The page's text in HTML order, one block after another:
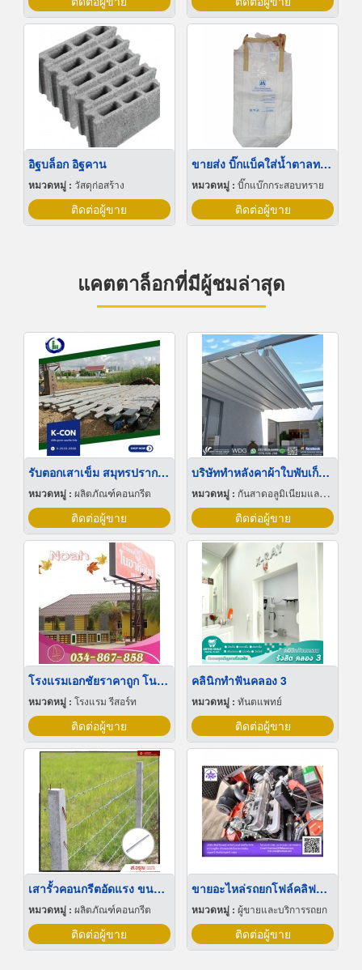
อิฐบล็อก อิฐคาน
หมวดหมู่ : วัสดุก่อสร้าง
ติดต่อผู้ขาย
ขายส่ง บิ๊กแบ็คใส่น้ำตาลทราย สมุทรปราการ
หมวดหมู่ : บิ๊กแบ๊กกระสอบทราย
ติดต่อผู้ขาย
แคตตาล็อกที่มีผู้ชมล่าสุด
รับตอกเสาเข็ม สมุทรปราการ ราคาถูก
หมวดหมู่ : ผลิตภัณฑ์คอนกรีต
ติดต่อผู้ขาย
บริษัททำหลังคาผ้าใบพับเก็บได้ ภูเก็ต
หมวดหมู่ : กันสาดอลูมิเนียมและผ้าใบ
ติดต่อผู้ขาย
โรงแรมเอกชัยราคาถูก โนอาห์อินน์เอกชัย
หมวดหมู่ : โรงแรม รีสอร์ท
ติดต่อผู้ขาย
คลินิกทำฟันคลอง 3
หมวดหมู่ : ทันตแพทย์
ติดต่อผู้ขาย
เสารั้วคอนกรีตอัดแรง ขนาด 2 เมตร
หมวดหมู่ : ผลิตภัณฑ์คอนกรีต
ติดต่อผู้ขาย
ขายอะไหล่รถยกโฟล์คลิฟท์ ปทุมธานี
หมวดหมู่ : ผู้ขายและบริการรถยก
ติดต่อผู้ขาย